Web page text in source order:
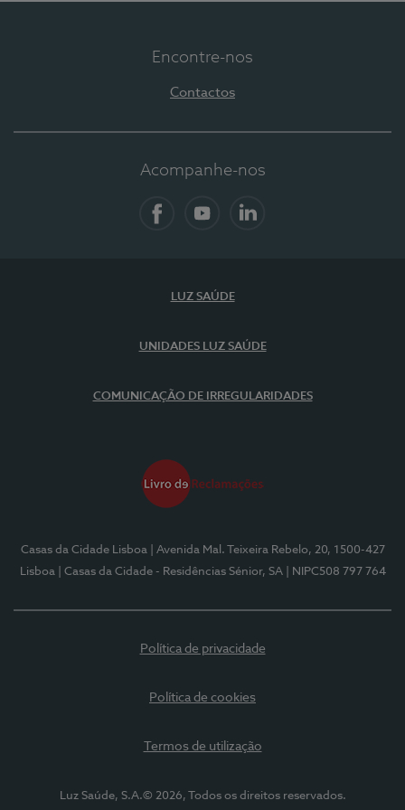
Encontre-nos
Contactos
Acompanhe-nos
LUZ SAÚDE
UNIDADES LUZ SAÚDE
COMUNICAÇÃO DE IRREGULARIDADES
Casas da Cidade Lisboa
| Avenida Mal. Teixeira Rebelo, 20, 1500-427
Lisboa
| Casas da Cidade - Residências Sénior, SA | NIPC508 797 764
Política de privacidade
Política de cookies
Termos de utilização
Luz Saúde, S.A.© 2026, Todos os direitos reservados.